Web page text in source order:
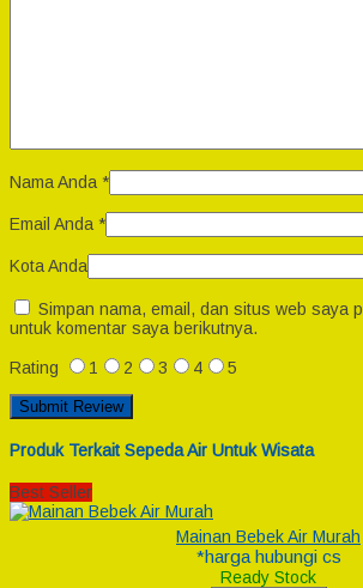
Nama Anda *
Email Anda *
Kota Anda
Simpan nama, email, dan situs web saya
untuk komentar saya berikutnya.
Rating 1 2 3 4 5
Produk Terkait Sepeda Air Untuk Wisata
Best Seller
Mainan Bebek Air Murah
*harga hubungi cs
Ready Stock